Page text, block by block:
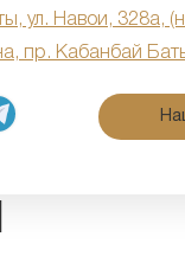
ул. Навои, 328а,
пр. Кабанбай